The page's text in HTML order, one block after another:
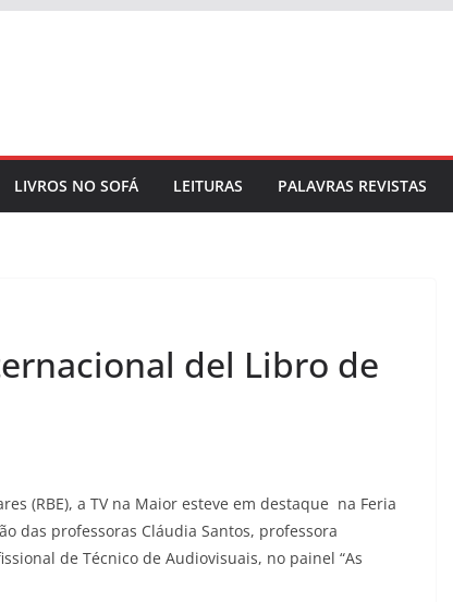
LIVROS NO SOFÁ LEITURAS PALAVRAS REVISTAS
del Libro de
(RBE), a TV na Maior esteve em destaque na Feria
das professoras Cláudia Santos, professora
de Técnico de Audiovisuais, no painel “As